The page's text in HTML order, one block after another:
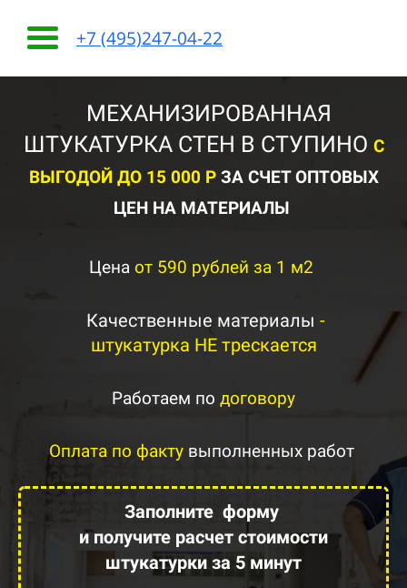
+7 (495)247-04-22
МЕХАНИЗИРОВАННАЯ
ШТУКАТУРКА СТЕН В СТУПИНО С
ВЫГОДОЙ ДО 15 000 Р ЗА СЧЕТ ОПТОВЫХ
ЦЕН НА МАТЕРИАЛЫ
Цена от 590 рублей за 1 м2
Качественные материалы -
штукатурка НЕ трескается
Работаем по договору
Оплата по факту выполненных работ
Заполните форму
и получите расчет стоимости
штукатурки за 5 минут